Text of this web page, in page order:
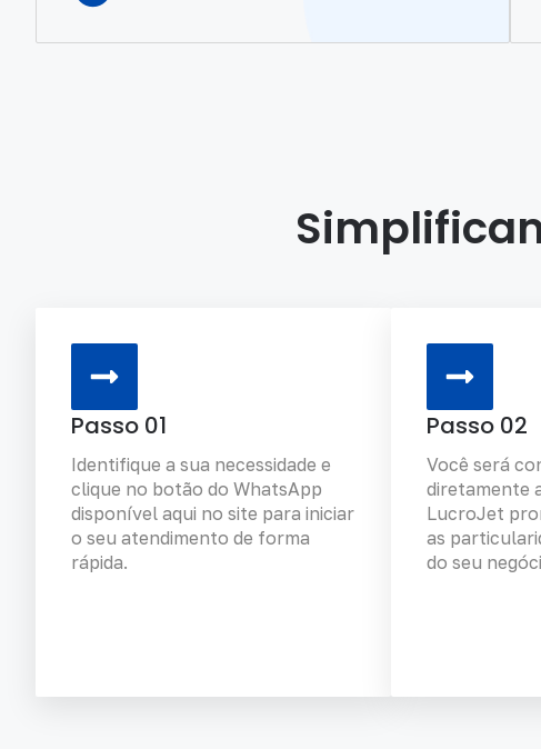
Passo 01
Identifique a sua necessidade e
clique no botão do WhatsApp
disponível aqui no site para iniciar
o seu atendimento de forma
rápida.
Passo 02
Você será
diretamente
LucroJet
as
do seu